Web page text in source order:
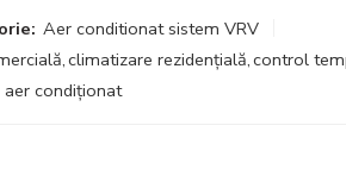
Aer conditionat sistem VRV
,climatizare rezidențială,control
condiționat